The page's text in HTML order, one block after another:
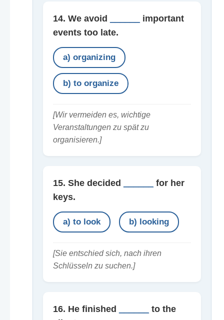
14. We avoid
important
events too late.
a) organizing
b) to organize
[Wir vermeiden es, wichtige
Veranstaltungen zu spät zu
organisieren.]
15. She decided
for her
keys.
a) to look b) looking
[Sie entschied sich, nach ihren
Schlüsseln zu suchen.]
16. He finished
to the